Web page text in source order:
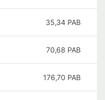
35,34 PAB
70,68 PAB
176,70 PAB